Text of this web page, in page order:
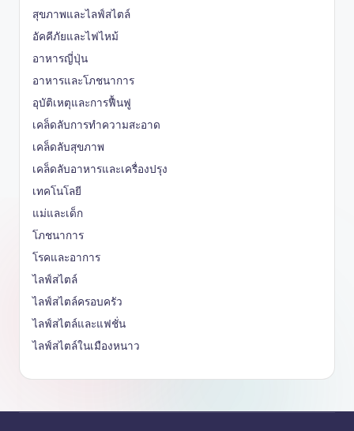
สุขภาพและไลฟ์สไตล์
อัคคีภัยและไฟไหม้
อาหารญี่ปุ่น
อาหารและโภชนาการ
อุบัติเหตุและการฟื้นฟู
เคล็ดลับการทำความสะอาด
เคล็ดลับสุขภาพ
เคล็ดลับอาหารและเครื่องปรุง
เทคโนโลยี
แม่และเด็ก
โภชนาการ
โรคและอาการ
ไลฟ์สไตล์
ไลฟ์สไตล์ครอบครัว
ไลฟ์สไตล์และแฟชั่น
ไลฟ์สไตล์ในเมืองหนาว